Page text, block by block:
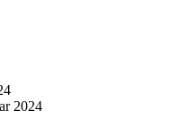
2024